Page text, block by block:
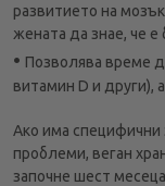
развитието на
жената да знае, че е
• Позволява време
витамин D и други),
Ако има специфични
проблеми, веган
започне шест